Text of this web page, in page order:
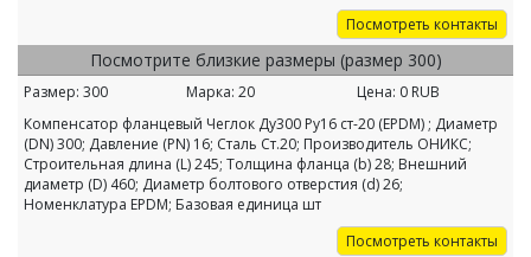
Посмотреть контакты
Посмотрите близкие размеры (размер 300)
Размер: 300 Марка: 20 Цена: 0 RUB
Компенсатор фланцевый Чеглок Ду300 Ру16 ст-20 (EPDM) ; Диаметр
(DN) 300; Давление (PN) 16; Сталь Ст.20; Производитель ОНИКС;
Строительная длина (L) 245; Толщина фланца (b) 28; Внешний
диаметр (D) 460; Диаметр болтового отверстия (d) 26;
Номенклатура EPDM; Базовая единица шт
Посмотреть контакты